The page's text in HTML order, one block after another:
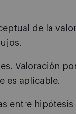
de la
Valoración
es aplicable.
entre